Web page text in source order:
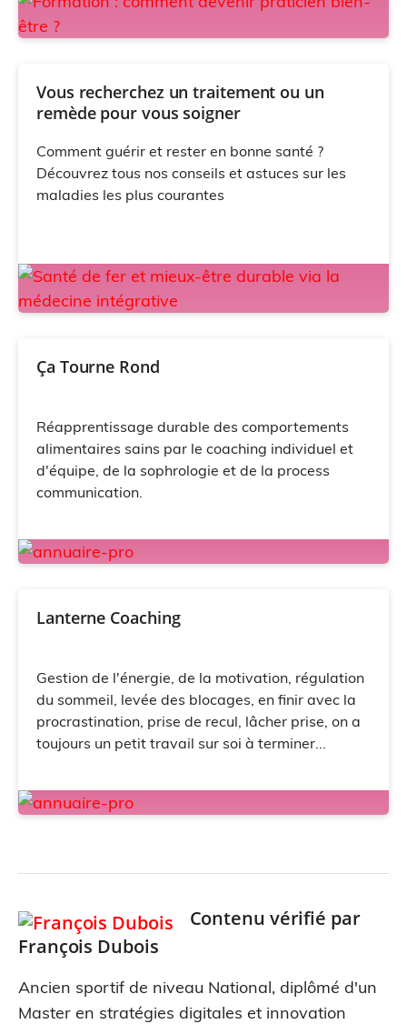
Vous recherchez un traitement ou un
remède pour vous soigner
Comment guérir et rester en bonne santé ?
Découvrez tous nos conseils et astuces sur les
maladies les plus courantes
Ça Tourne Rond
Réapprentissage durable des comportements
alimentaires sains par le coaching individuel et
d'équipe, de la sophrologie et de la process
communication.
Lanterne Coaching
Gestion de l'énergie, de la motivation, régulation
du sommeil, levée des blocages, en finir avec la
procrastination, prise de recul, lâcher prise, on a
toujours un petit travail sur soi à terminer...
Contenu vérifié par
François Dubois
Ancien sportif de niveau National, diplômé d'un
Master en stratégies digitales et innovation